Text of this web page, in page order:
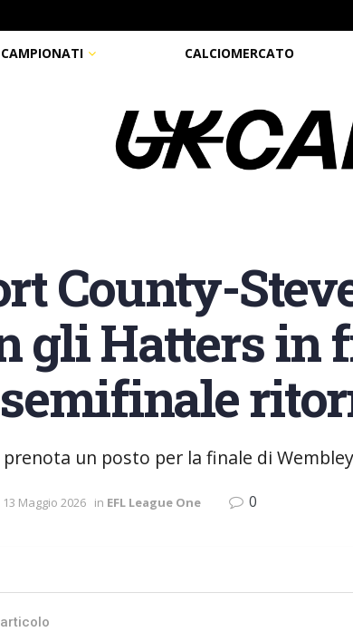
CAMPIONATI CALCIOMERCATO
County-
gli Hatters in
un posto per la finale di
13 Maggio 2026 in EFL League One 0